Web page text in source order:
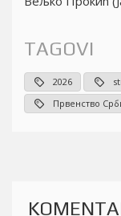
TAGOVI
2026
Првенство